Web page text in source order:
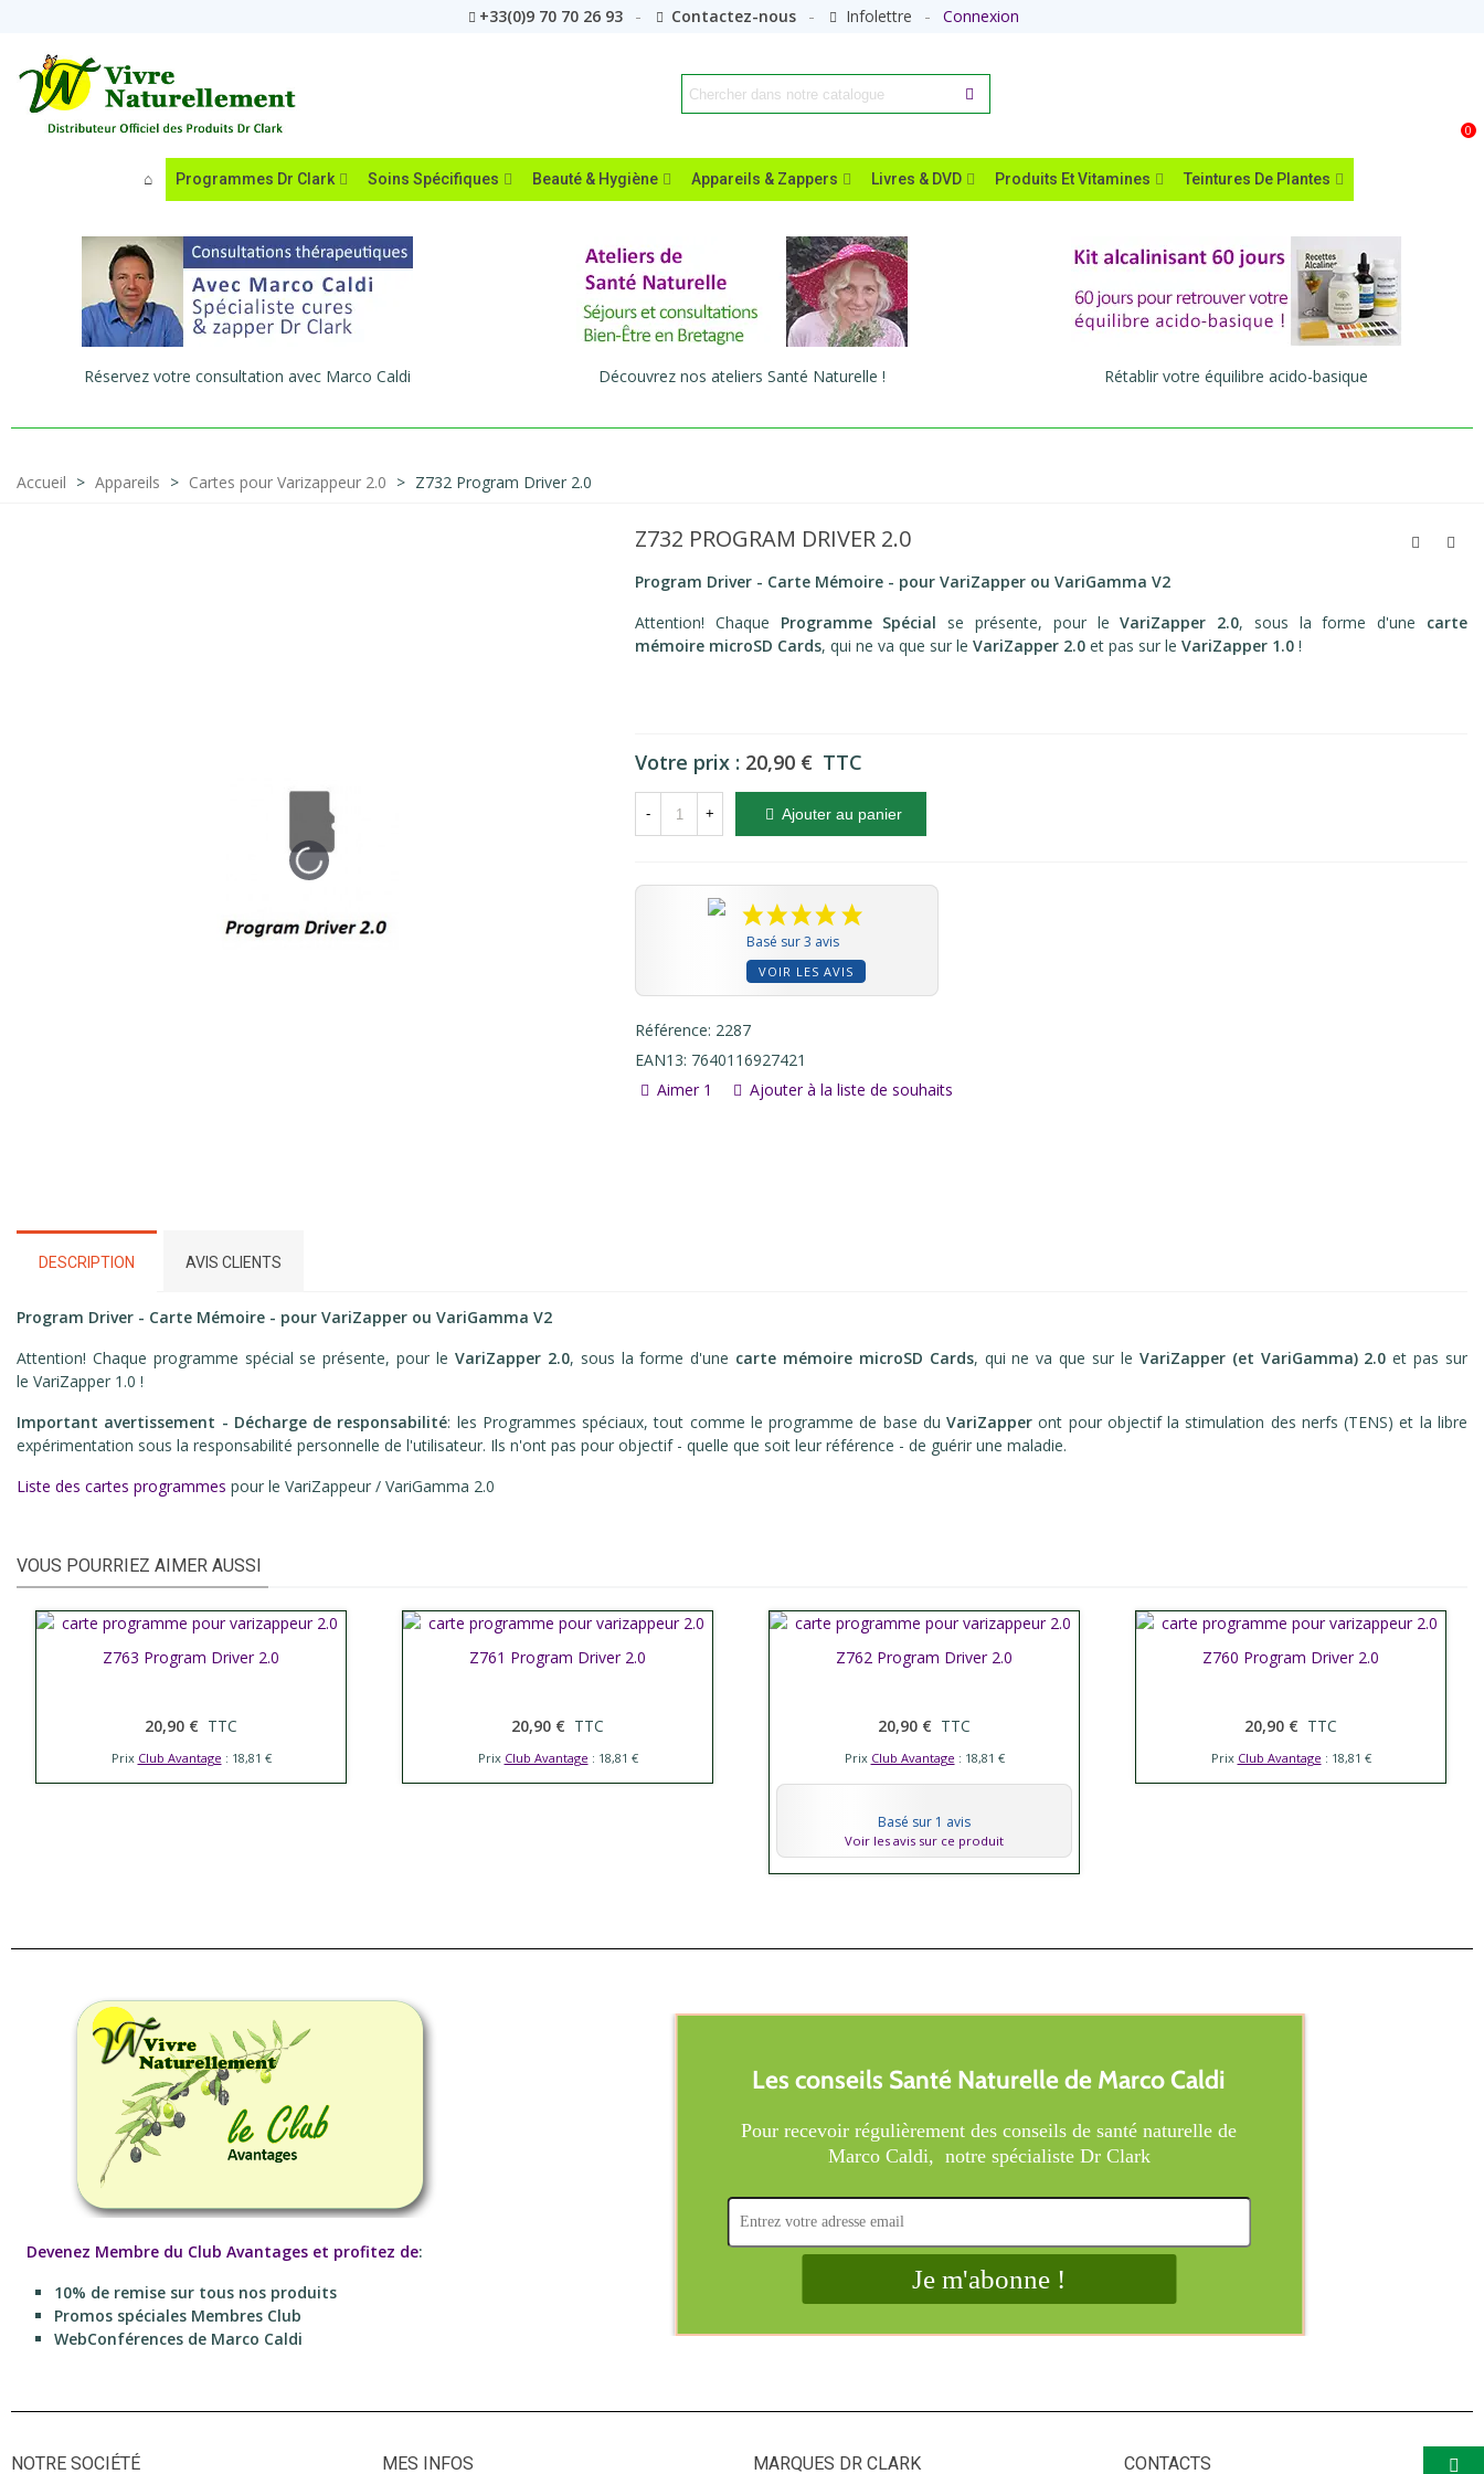
+33(0)9 70 70 26 93 Contactez-nous Infolettre Connexion
0
Programmes Dr Clark Soins Spécifiques Beauté & Hygiène Appareils & Zappers Livres & DVD Produits Et Vitamines Teintures De Plantes
Réservez votre consultation avec Marco Caldi Découvrez nos ateliers Santé Naturelle ! Rétablir votre équilibre acido-basique
Accueil > Appareils > Cartes pour Varizappeur 2.0 > Z732 Program Driver 2.0
Z732 PROGRAM DRIVER 2.0
Program Driver - Carte Mémoire - pour VariZapper ou VariGamma V2
Attention! Chaque Programme Spécial se présente, pour leVariZapper 2.0, sous la forme d'une carte
mémoire microSD Cards, qui ne va que sur le VariZapper 2.0 et pas sur le VariZapper 1.0 !
Votre prix : 20,90 € TTC
- + Ajouter au panier
Basé sur 3 avis
VOIR LES AVIS
Référence: 2287
EAN13: 7640116927421
Aimer 1 Ajouter à la liste de souhaits
DESCRIPTION AVIS CLIENTS
Program Driver - Carte Mémoire - pour VariZapper ou VariGamma V2
Attention! Chaque programme spécial se présente, pour le VariZapper 2.0, sous la forme d'une carte mémoire microSD Cards, qui ne va que sur le VariZapper (et VariGamma) 2.0et pas sur
le VariZapper 1.0 !
Important avertissement - Décharge de responsabilité: les Programmes spéciaux, tout comme le programme de base duVariZapper ont pour objectif la stimulation des nerfs (TENS) et la libre
expérimentation sous la responsabilité personnelle de l'utilisateur. Ils n'ont pas pour objectif - quelle que soit leur référence - de guérir une maladie.
Liste des cartes programmes pour le VariZappeur / VariGamma 2.0
VOUS POURRIEZ AIMER AUSSI
Afficher plus
Z763 Program Driver 2.0
20,90 € TTC
Prix Club Avantage : 18,81 €
Afficher plus
Z761 Program Driver 2.0
20,90 € TTC
Prix Club Avantage : 18,81 €
Afficher plus
Z762 Program Driver 2.0
20,90 € TTC
Prix Club Avantage : 18,81 €
Basé sur 1 avis
Voir les avis sur ce produit
Afficher plus
Z760 Program Driver 2.0
20,90 € TTC
Prix Club Avantage : 18,81 €
Devenez Membre du Club Avantages et profitez de:
10% de remise sur tous nos produits
Promos spéciales Membres Club
WebConférences de Marco Caldi
NOTRE SOCIÉTÉ MES INFOS MARQUES DR CLARK CONTACTS